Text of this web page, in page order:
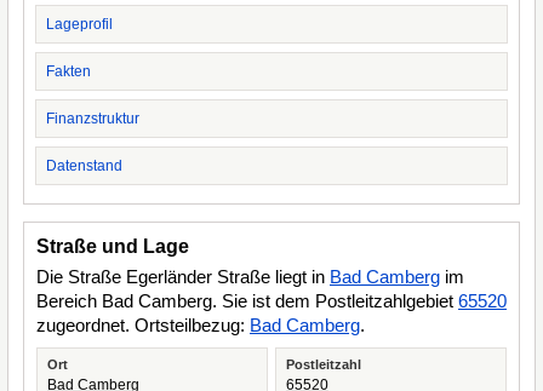
Lageprofil
Fakten
Finanzstruktur
Datenstand
Straße und Lage
Die Straße Egerländer Straße liegt in Bad Camberg im
Bereich Bad Camberg. Sie ist dem Postleitzahlgebiet 65520
zugeordnet. Ortsteilbezug: Bad Camberg.
Ort
Bad Camberg
Postleitzahl
65520